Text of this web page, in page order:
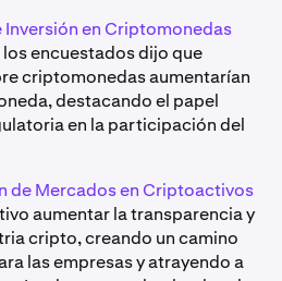
Inversión en Criptomonedas
encuestados dijo que
criptomonedas aumentarían
destacando el papel
en la participación del
de Mercados en Criptoactivos
aumentar la transparencia y
cripto, creando un camino
las empresas y atrayendo a